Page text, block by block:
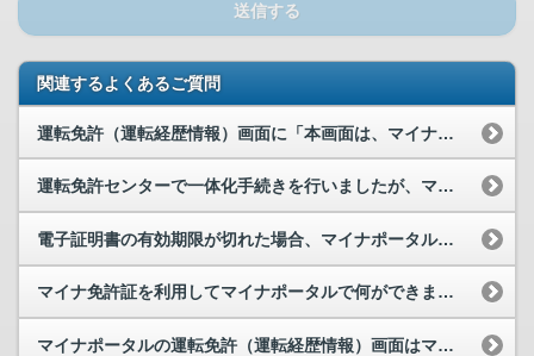
送信する
関連するよくあるご質問
運転免許（運転経歴情報）画面に「本画面は、マイナ免許証の携帯証明にはなりません」と表示されてい...
運転免許センターで一体化手続きを行いましたが、マイナポータルでは未連携と表示されており、運転免...
電子証明書の有効期限が切れた場合、マイナポータルにログインできなくなりますか。
マイナ免許証を利用してマイナポータルで何ができますか。
マイナポータルの運転免許（運転経歴情報）画面はマイナ免許証の代わりとなりますか。